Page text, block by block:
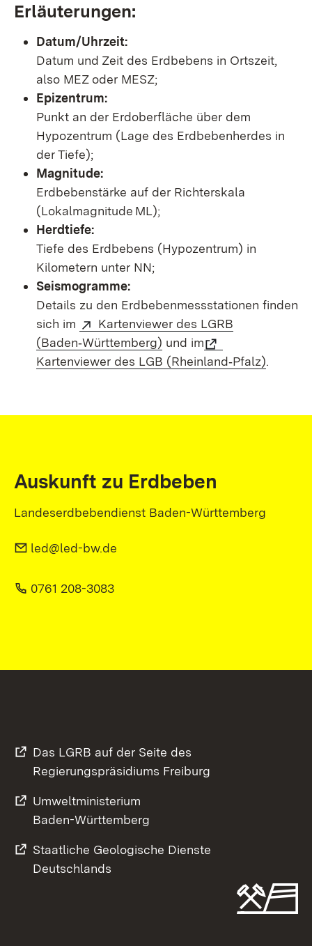
Erläuterungen:
Datum/Uhrzeit:
Datum und Zeit des Erdbebens in Ortszeit,
also MEZ oder MESZ;
Epizentrum:
Punkt an der Erdoberfläche über dem
Hypozentrum (Lage des Erdbebenherdes in
der Tiefe);
Magnitude:
Erdbebenstärke auf der Richterskala
(Lokalmagnitude ML);
Herdtiefe:
Tiefe des Erdbebens (Hypozentrum) in
Kilometern unter NN;
Seismogramme:
Details zu den Erdbebenmessstationen finden
sich im
Kartenviewer des LGRB
(Baden‑Württemberg) und im
Kartenviewer des LGB (Rheinland‑Pfalz).
Auskunft zu Erdbeben
Landeserdbebendienst Baden-Württemberg
led@led-bw.de
0761 208-3083
Das LGRB auf der Seite des
Regierungspräsidiums Freiburg
Umweltministerium
Baden-Württemberg
Staatliche Geologische Dienste
Deutschlands